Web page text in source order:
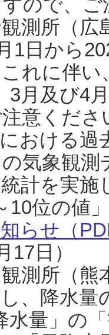
測所（
1日から
れに伴い
3月及び4
意くだ
おける過
の気象観
計を実
10位の値
らせ（
17日）
測所（熊
、降水
水量」の